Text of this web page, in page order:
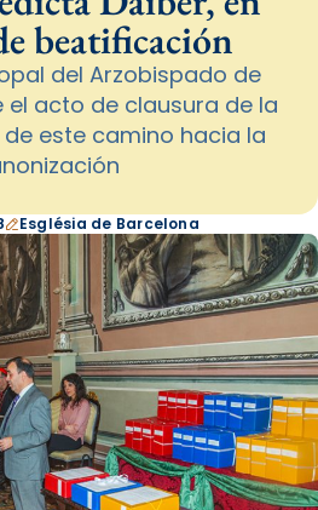
beatificación
del Arzobispado de
el acto de clausura de la
este camino hacia la
Església de Barcelona